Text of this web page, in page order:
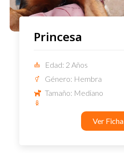
Princesa
Edad: 2 Años
Género: Hembra
Tamaño: Mediano
Ver Ficha